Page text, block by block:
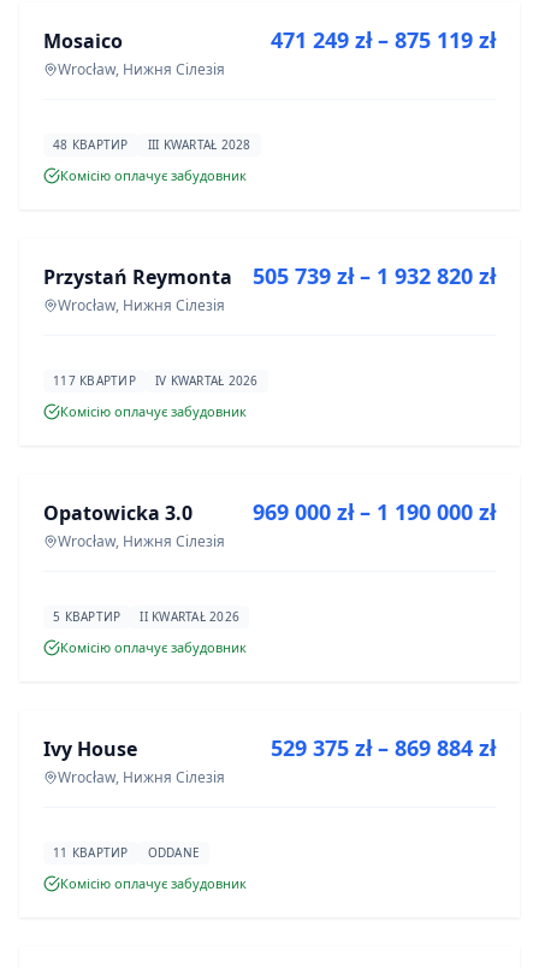
ІНВЕСТИЦІЯ
Mosaico
Wrocław, Нижня Сілезія
471 249 zł – 875 119 zł
48 КВАРТИР III KWARTAŁ 2028
Комісію оплачує забудовник
ІНВЕСТИЦІЯ
Przystań Reymonta
Wrocław, Нижня Сілезія
505 739 zł – 1 932 820 zł
117 КВАРТИР IV KWARTAŁ 2026
Комісію оплачує забудовник
ІНВЕСТИЦІЯ
Opatowicka 3.0
Wrocław, Нижня Сілезія
969 000 zł – 1 190 000 zł
5 КВАРТИР II KWARTAŁ 2026
Комісію оплачує забудовник
ІНВЕСТИЦІЯ
Ivy House
Wrocław, Нижня Сілезія
529 375 zł – 869 884 zł
11 КВАРТИР ODDANE
Комісію оплачує забудовник